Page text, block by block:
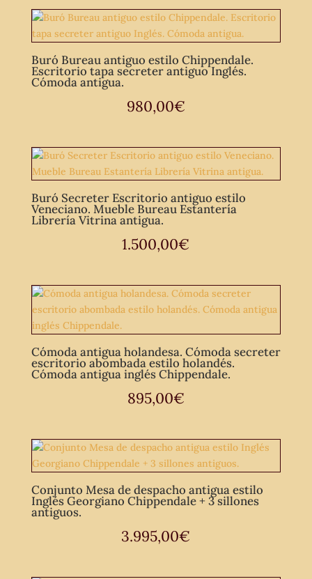
Buró Bureau antiguo estilo Chippendale.
Escritorio tapa secreter antiguo Inglés.
Cómoda antigua.
980,00€
Buró Secreter Escritorio antiguo estilo
Veneciano. Mueble Bureau Estantería
Librería Vitrina antigua.
1.500,00€
Cómoda antigua holandesa. Cómoda secreter
escritorio abombada estilo holandés.
Cómoda antigua inglés Chippendale.
895,00€
Conjunto Mesa de despacho antigua estilo
Inglés Georgiano Chippendale + 3 sillones
antiguos.
3.995,00€